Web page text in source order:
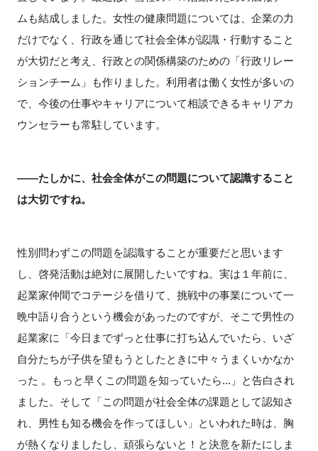
ムも結成しました。女性の健康問題については、企業の力
だけでなく、行政を通じて社会全体が認識・行動すること
が大切だと考え、行政との関係構築のための「行政リレー
ションチーム」も作りました。利用者は働く女性が多いの
で、今後の仕事やキャリアについて相談できるキャリアカ
ウンセラーも常駐しています。
――たしかに、社会全体がこの問題について認識すること
は大切ですね。
性別問わずこの問題を認識することが重要だと思います
し、啓発活動は絶対に展開したいですね。実は１年前に、
起業家仲間でコテージを借りて、挑戦中の事業について一
晩中語り合うという機会があったのですが、そこで男性の
起業家に「今日までずっと仕事に打ち込んでいたら、いざ
自分たちが子供を望もうとしたときに中々うまくいかなか
った 。もっと早くこの問題を知っていたら...」と告白され
ました。そして「この問題が社会全体の課題として認知さ
れ、男性も知る機会を作ってほしい」といわれた時は、胸
が熱くなりましたし、頑張らないと！と決意を新たにしま